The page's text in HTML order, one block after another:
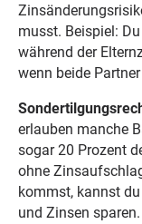
musst. Beispiel:
während der
wenn beide
erlauben manche
sogar 20 Prozent
ohne
kommst, kannst
und Zinsen sparen.